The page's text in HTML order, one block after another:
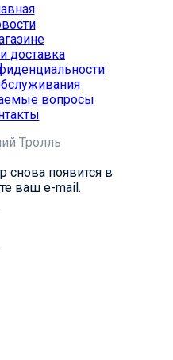
доставка
вопросы
Тролль
появится в
ваш e-mail.